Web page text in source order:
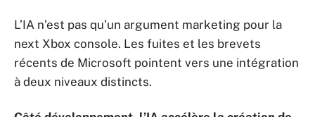
L’IA n’est pas qu’un argument marketing pour la
next Xbox console. Les fuites et les brevets
récents de Microsoft pointent vers une intégration
à deux niveaux distincts.